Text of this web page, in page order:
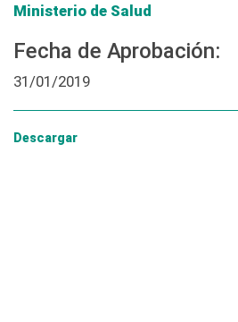
Ministerio de Salud
Fecha de Aprobación:
31/01/2019
Descargar